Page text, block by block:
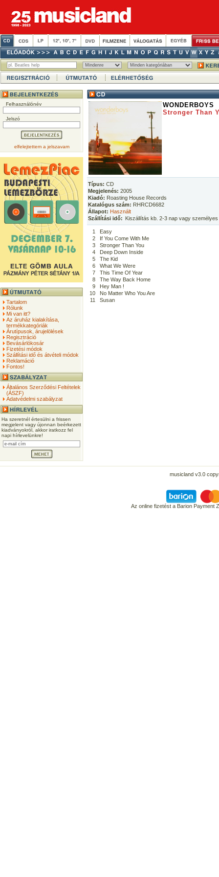
Felhasználónév
Jelszó
elfelejtettem a jelszavam
Tartalom
Rólunk
Mi van itt?
Az áruház kialakítása,
termékkategóriák
Árutípusok, árujelölések
Regisztráció
Bevásárlókosár
Fizetési módok
Szállítási idő és átvételi módok
Reklamáció
Fontos!
Általános Szerződési Feltételek
(ÁSZF)
Adatvédelmi szabályzat
Ha szeretnél értesülni a frissen
megjelent vagy újonnan beérkezett
kiadványokról, akkor iratkozz fel
napi hírlevelünkre!
WONDERBOYS
Stronger Than
Típus: CD
Megjelenés: 2005
Kiadó: Roasting House Records
Katalógus szám: RHRCD6682
Állapot: Használt
Szállítási idő: Kiszállítás kb. 2-3 nap vagy
1
Easy
2
If You Come With Me
3
Stronger Than You
4
Deep Down Inside
5
The Kid
6
What We Were
7
This Time Of Year
8
The Way Back Home
9
Hey Man !
10
No Matter Who You Are
11
Susan
musicland v3.0
Az online fizetést a Barion Payment